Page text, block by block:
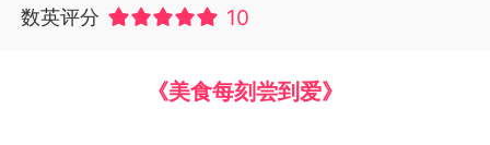
数英评分 10
《美食每刻尝到爱》